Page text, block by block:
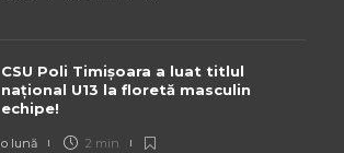
CSU Poli Timișoara a luat titlul
național U13 la floretă masculin
echipe!
o lună 2 min